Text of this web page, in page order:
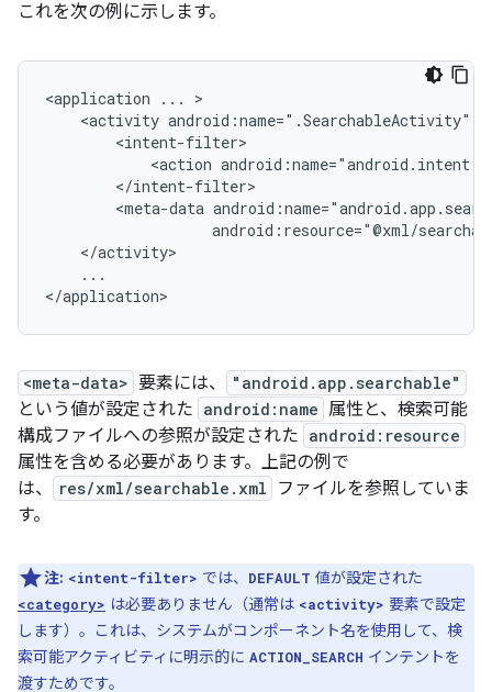
これを次の例に示します。
<application ...
<activity android:name=".SearchableActivity"
<action
<meta-data
...
</application>
<meta-data> 要素には、 "android.app.searchable"
という値が設定された android:name 属性と、検索可能
構成ファイルへの参照が設定された android:resource
属性を含める必要があります。上記の例で
は、
res/xml/searchable.xml
ファイルを参照していま
す。
注: <intent-filter> では、 DEFAULT 値が設定された
<category> は必要ありません（通常は <activity> 要素で設定
します）。これは、システムがコンポーネント名を使用して、検
索可能アクティビティに明示的に ACTION_SEARCH インテントを
渡すためです。